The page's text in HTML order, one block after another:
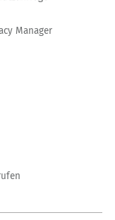
Manager